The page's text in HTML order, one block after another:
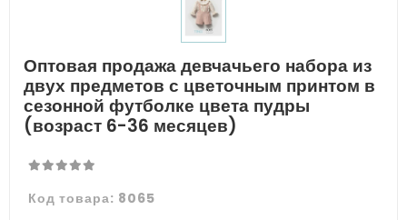
Оптовая продажа девчачьего набора из
двух предметов с цветочным принтом в
сезонной футболке цвета пудры
(возраст 6-36 месяцев)
Код товара: 8065